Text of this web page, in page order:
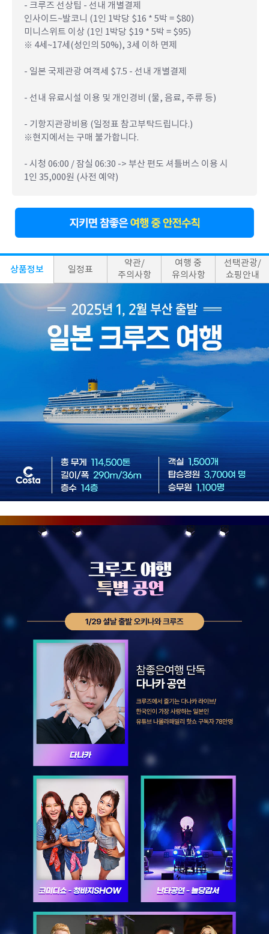
- 크루즈 선상팁 - 선내 개별결제
인사이드~발코니 (1인 1박당 $16 * 5박 = $80)
미니스위트 이상 (1인 1박당 $19 * 5박 = $95)
※ 4세~17세(성인의 50%), 3세 이하 면제
- 일본 국제관광 여객세 $7.5 - 선내 개별결제
- 선내 유료시설 이용 및 개인경비 (물, 음료, 주류 등)
- 기항지관광비용 (일정표 참고부탁드립니다.)
※현지에서는 구매 불가합니다.
- 시청 06:00 / 잠실 06:30 -> 부산 편도 셔틀버스 이용 시
1인 35,000원 (사전 예약)
상품정보 일정표
약관/
주의사항
여행 중
유의사항
선택관광/
쇼핑안내